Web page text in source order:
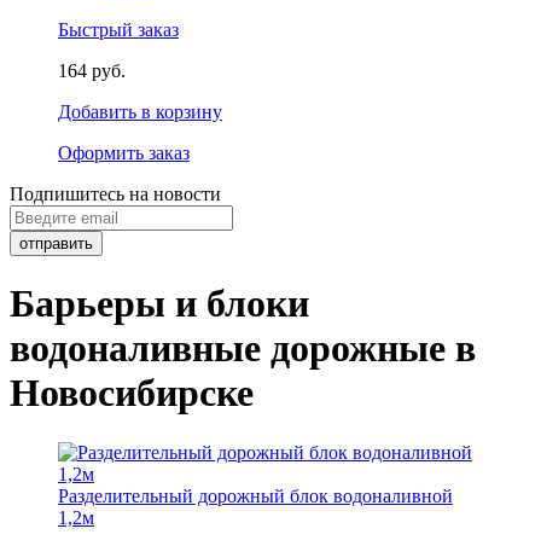
Быстрый заказ
164 руб.
Добавить в корзину
Оформить заказ
Подпишитесь на новости
Барьеры и блоки
водоналивные дорожные в
Новосибирске
Разделительный дорожный блок водоналивной
1,2м